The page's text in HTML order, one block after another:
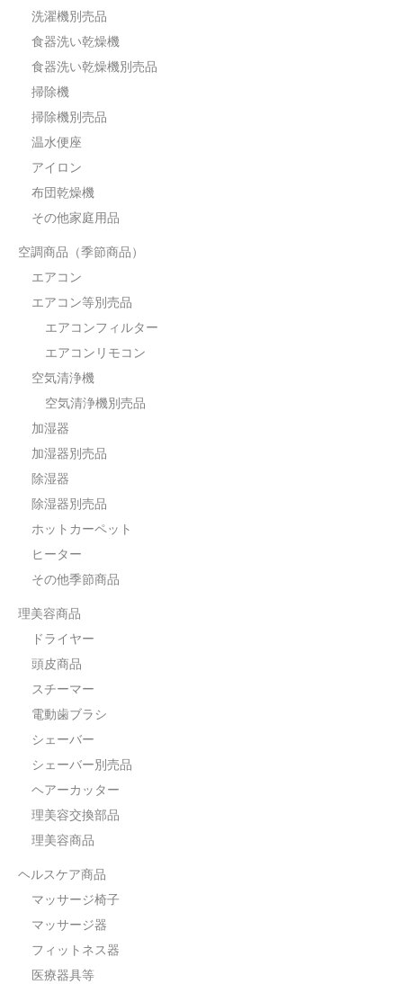
洗濯機別売品
食器洗い乾燥機
食器洗い乾燥機別売品
掃除機
掃除機別売品
温水便座
アイロン
布団乾燥機
その他家庭用品
空調商品（季節商品）
エアコン
エアコン等別売品
エアコンフィルター
エアコンリモコン
空気清浄機
空気清浄機別売品
加湿器
加湿器別売品
除湿器
除湿器別売品
ホットカーペット
ヒーター
その他季節商品
理美容商品
ドライヤー
頭皮商品
スチーマー
電動歯ブラシ
シェーバー
シェーバー別売品
ヘアーカッター
理美容交換部品
理美容商品
ヘルスケア商品
マッサージ椅子
マッサージ器
フィットネス器
医療器具等